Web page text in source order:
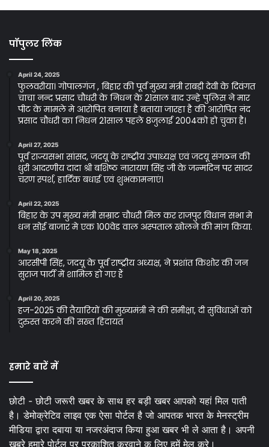
पॉपुलर लिंक
April 24, 2025
फुलवरीया। गोपालगंज , बिहार की पूर्व मुख्य मंत्री राबड़ी देवी के दिवंगत
चाचा नन्द प्रसाद चौधरी के निधन के 21साल बाद उन्हे पुलिस ने मार
पीट के मामले मे आरोपित बनाया है बताया जारहा है की आरोपित नंद
प्रसाद चौधरी का निधन 21साल पहले 8जुलाई 2004को हो चुका है।
April 27, 2025
पूर्व राज्यसभा सांसद, जदयू के राष्ट्रीय उपाध्यक्ष एवं जदयू संगठन की
धुरी आदरणीय दादा श्री बशिष्ठ नारायण सिंह जी के जन्मदिन पर सादर
चरण स्पर्श, हार्दिक बधाई एवं शुभकामनाएं।
April 22, 2025
बिहार के उप मुख्य मंत्री सम्राट चौधरी मिल कर राजपुर विधान सभा मे
धन सोई बाजार मे एक 100वेड वाल अस्पताल खोलने की मांग किया.
May 18, 2025
आरसीपी सिंह, जदयू के पूर्व राष्ट्रीय अध्यक्ष, ने प्रशांत किशोर की जन
सुराज पार्टी में शामिल हो गए हैं
April 20, 2025
हज-2025 की तैयारियों की मुख्यमंत्री ने की समीक्षा, दी सुविधाओं को
दुरुस्त करने की सख्त हिदायत
हमारे बारें में
छोटी - छोटी जरूरी खबर के साथ हर बड़ी खबर आपको यहां मिल पाती
है। डेमोक्रेटिव लाइव एक ऐसा पोर्टल है जो आपतक भारत के मेनस्ट्रीम
मीडिया द्वारा दबाया या नजरअंदाज किया हुआ खबर भी ले आता है। अपनी
खबरे हमारे पोर्टल पर प्रकाशित करवाने क लिए हमें मेल करे।